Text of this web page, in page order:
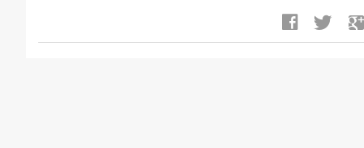
facebook twitter google